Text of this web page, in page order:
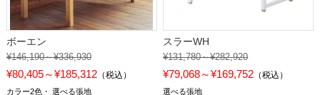
ボーエン
¥146,190～¥336,930
¥80,405～¥185,312（税込）
カラー2色 選べる張地
スラーWH
¥131,780～¥282,920
¥79,068～¥169,752 （税込）
選べる張地